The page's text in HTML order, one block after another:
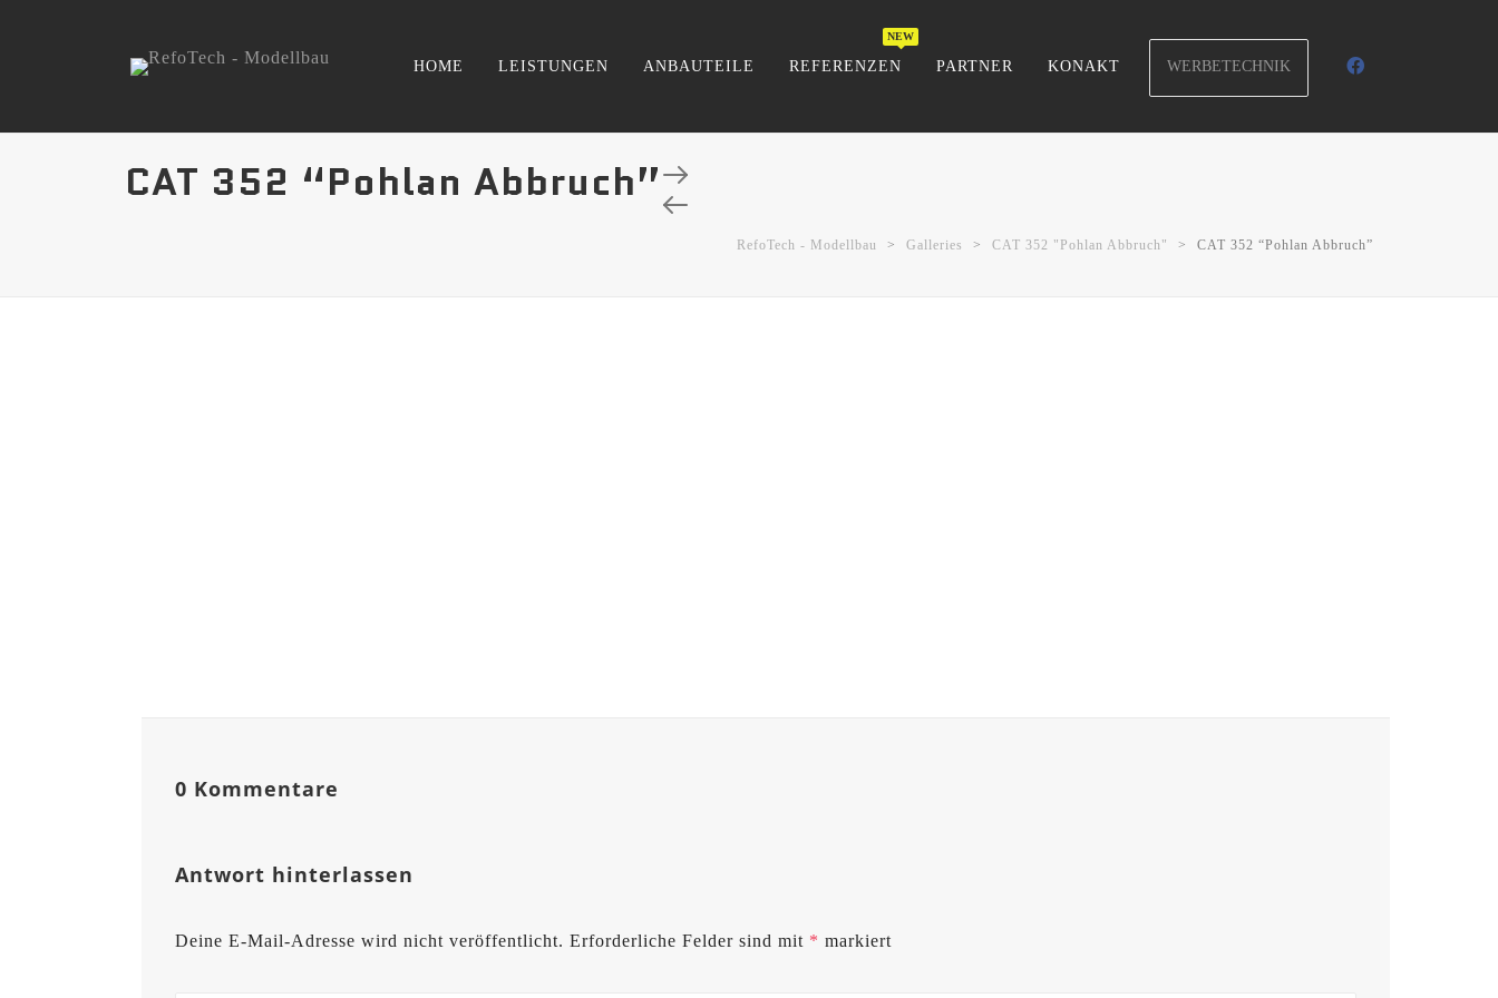
HOME LEISTUNGEN ANBAUTEILE REFERENZEN PARTNER KONAKT WERBETECHNIK
CAT 352 “Pohlan Abbruch”
RefoTech - Modellbau > Galleries > CAT 352 "Pohlan Abbruch" > CAT 352 “Pohlan Abbruch”
0 Kommentare
Antwort hinterlassen
Deine E-Mail-Adresse wird nicht veröffentlicht. Erforderliche Felder sind mit * markiert